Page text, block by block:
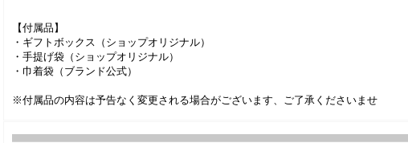
【付属品】
・ギフトボックス（ショップオリジナル）
・手提げ袋（ショップオリジナル）
・巾着袋（ブランド公式）
※付属品の内容は予告なく変更される場合がございます、ご了承くださいませ